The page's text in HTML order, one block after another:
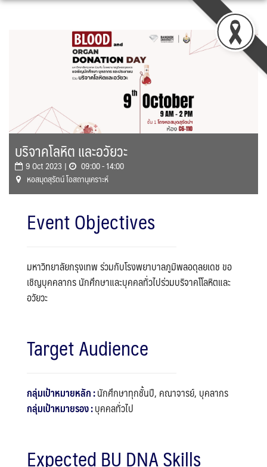
Skip
บริจาคโลหิต และอวัยวะ
9 Oct 2023 |
09:00 - 14:00
หอสมุดสุรัตน์ โอสถานุเคราะห์
Event Objectives
มหาวิทยาลัยกรุงเทพ ร่วมกับโรงพยาบาลภูมิพลอดุลยเดช ขอ
เชิญบุคคลากร นักศึกษาและบุคคลทั่วไปร่วมบริจาคโโลหิตและ
อวัยวะ
Target Audience
กลุ่มเป้าหมายหลัก :นักศึกษาทุกชั้นปี, คณาจารย์, บุคลากร
กลุ่มเป้าหมายรอง :บุคคลทั่วไป
Expected BU DNA Skills